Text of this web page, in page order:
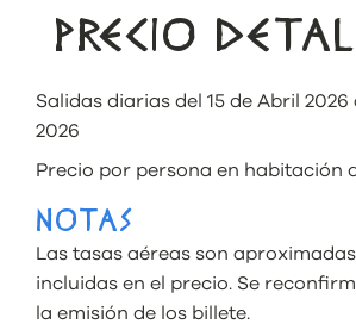
PRECIO
Salidas diarias del 15 de Abril 2026
2026
Precio por persona en habitación
NOTAS
Las tasas aéreas son
incluidas en el precio. Se
la emisión de los billete.